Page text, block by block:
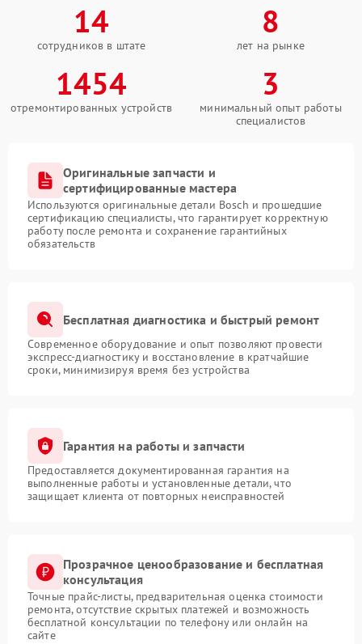
14
сотрудников в штате
8
лет на рынке
1454
отремонтированных устройств
3
минимальный опыт работы
специалистов
Оригинальные запчасти и
сертифицированные мастера
Используются оригинальные детали Bosch и прошедшие
сертификацию специалисты, что гарантирует корректную
работу после ремонта и сохранение гарантийных
обязательств
Бесплатная диагностика и быстрый ремонт
Современное оборудование и опыт позволяют провести
экспресс-диагностику и восстановление в кратчайшие
сроки, минимизируя время без устройства
Гарантия на работы и запчасти
Предоставляется документированная гарантия на
выполненные работы и установленные детали, что
защищает клиента от повторных неисправностей
Прозрачное ценообразование и бесплатная
консультация
Точные прайс-листы, предварительная оценка стоимости
ремонта, отсутствие скрытых платежей и возможность
бесплатной консультации по телефону или онлайн на
сайте